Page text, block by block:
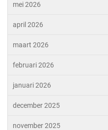
mei 2026
april 2026
maart 2026
februari 2026
januari 2026
december 2025
november 2025